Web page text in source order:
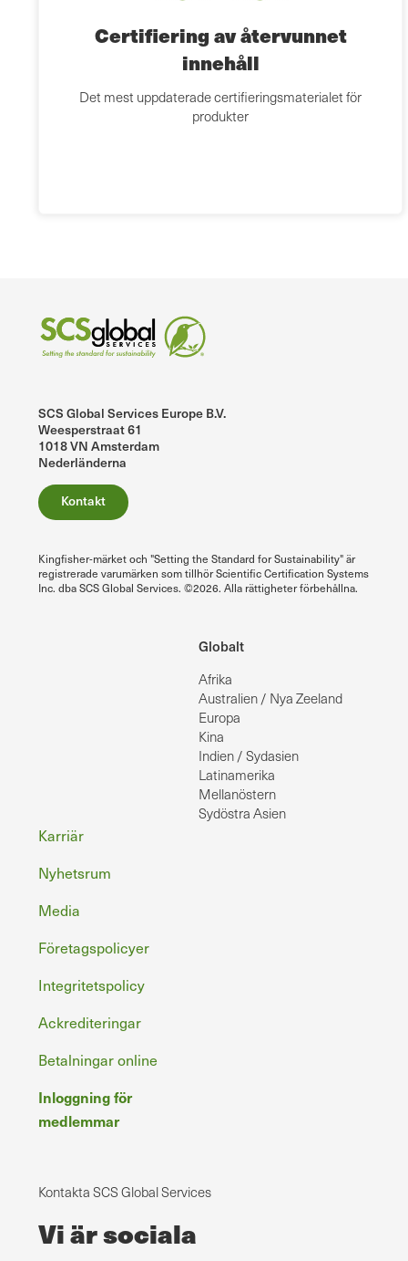
Certifiering av återvunnet
innehåll
Det mest uppdaterade certifieringsmaterialet för
produkter
SCS Global Services Europe B.V.
Weesperstraat 61
1018 VN Amsterdam
Nederländerna
Kontakt
Kingfisher-märket och "Setting the Standard for Sustainability" är
registrerade varumärken som tillhör Scientific Certification Systems
Inc. dba SCS Global Services. ©2026. Alla rättigheter förbehållna.
Globalt
Afrika
Australien / Nya Zeeland
Europa
Kina
Indien / Sydasien
Latinamerika
Mellanöstern
Sydöstra Asien
Sidfot
Karriär
Nyhetsrum
Media
Företagspolicyer
Integritetspolicy
Ackrediteringar
Betalningar online
Inloggning för
medlemmar
Kontakta SCS Global Services
Vi är sociala